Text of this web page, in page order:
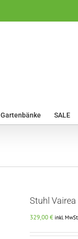
Gartenbänke SALE
Stuhl
329,00€ inkl.